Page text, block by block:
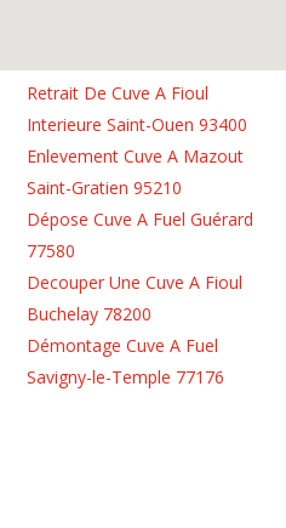
Retrait De Cuve A Fioul
Interieure Saint-Ouen 93400
Enlevement Cuve A Mazout
Saint-Gratien 95210
Dépose Cuve A Fuel Guérard
77580
Decouper Une Cuve A Fioul
Buchelay 78200
Démontage Cuve A Fuel
Savigny-le-Temple 77176